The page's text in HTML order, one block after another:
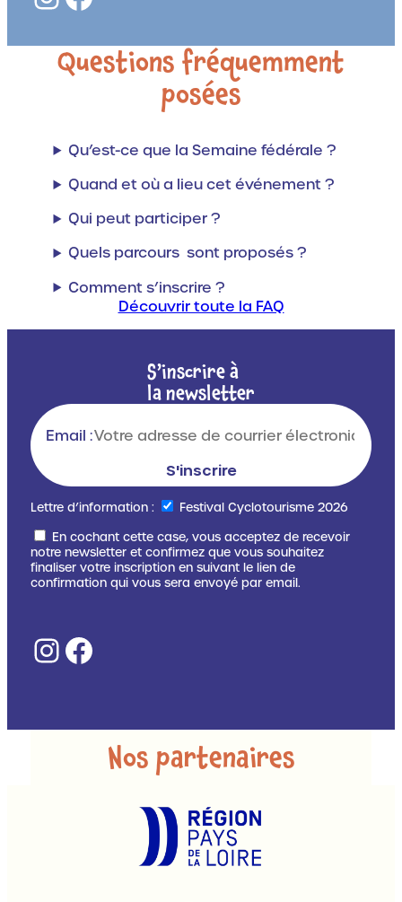
Questions fréquemment
posées
Qu’est-ce que la Semaine fédérale ?
Quand et où a lieu cet événement ?
Qui peut participer ?
Quels parcours sont proposés ?
Comment s’inscrire ?
Découvrir toute la FAQ
S’inscrire à
la newsletter
Email :
Lettre d’information :
Festival Cyclotourisme 2026
En cochant cette case, vous acceptez de recevoir
notre newsletter et confirmez que vous souhaitez
finaliser votre inscription en suivant le lien de
confirmation qui vous sera envoyé par email.
Instagram
Facebook
Nos partenaires